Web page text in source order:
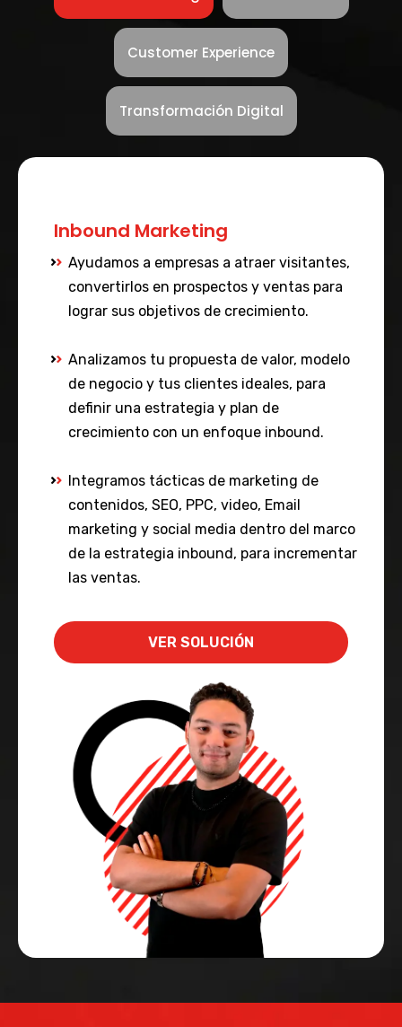
Customer Experience
Transformación Digital
Inbound Marketing
Ayudamos a empresas a atraer visitantes,
convertirlos en prospectos y ventas para
lograr sus objetivos de crecimiento.
Analizamos tu propuesta de valor, modelo
de negocio y tus clientes ideales, para
definir una estrategia y plan de
crecimiento con un enfoque inbound.
Integramos tácticas de marketing de
contenidos, SEO, PPC, video, Email
marketing y social media dentro del marco
de la estrategia inbound, para incrementar
las ventas.
VER SOLUCIÓN